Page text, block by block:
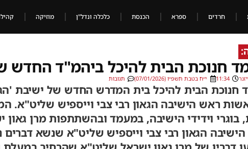
חרדים ספרא הכנסת כלכלה ונדל"ן מוזיקה
חנוכת הבית להיכל ביהמ"ד החדש
11:34 י״ח בטבת תשפ״ו (07/01/2026) תגובות
חנוכת הבית להיכל בית המדרש החדש של ישיבת
ראש הישיבה הגאון רבי צבי וייספיש
בוגרי וידידי הישיבה, במעמד ובהשתתפות מרן
הגאון רבי צבי וייספיש שליט"א שנשא